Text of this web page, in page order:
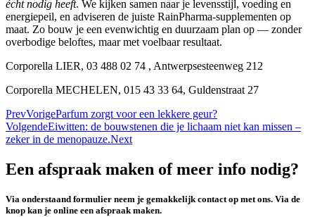
écht nodig heeft. We kijken samen naar je levensstijl, voeding en
energiepeil, en adviseren de juiste RainPharma-supplementen op
maat. Zo bouw je een evenwichtig en duurzaam plan op — zonder
overbodige beloftes, maar met voelbaar resultaat.
Corporella LIER, 03 488 02 74 , Antwerpsesteenweg 212
Corporella MECHELEN, 015 43 33 64, Guldenstraat 27
PrevVorigeParfum zorgt voor een lekkere geur?
VolgendeEiwitten: de bouwstenen die je lichaam niet kan missen –
zeker in de menopauze.Next
Een afspraak maken of meer info nodig?
Via onderstaand formulier neem je gemakkelijk contact op met ons. Via de
knop kan je online een afspraak maken.